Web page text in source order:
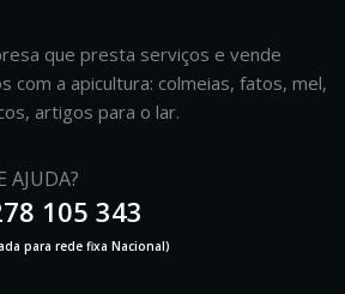
que presta serviços e vende
com a apicultura: colmeias, fatos, mel,
artigos para o lar.
AJUDA?
105 343
para rede fixa Nacional)